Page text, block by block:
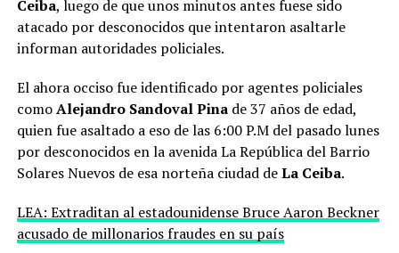
Ceiba, luego de que unos minutos antes fuese sido
atacado por desconocidos que intentaron asaltarle
informan autoridades policiales.
El ahora occiso fue identificado por agentes policiales
comoAlejandro Sandoval Pinade 37 años de edad,
quien fue asaltado a eso de las 6:00 P.M del pasado lunes
por desconocidos en la avenida La República del Barrio
Solares Nuevos de esa norteña ciudad deLa Ceiba.
LEA: Extraditan al estadounidense Bruce Aaron Beckner
acusado de millonarios fraudes en su país